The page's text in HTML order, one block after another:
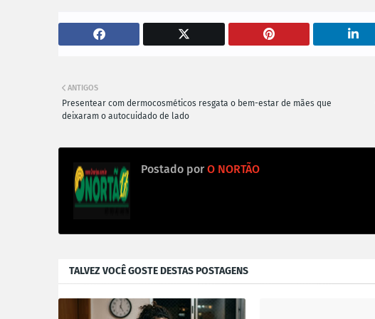
ANTIGOS
Presentear com dermocosméticos resgata o bem-estar de mães que
deixaram o autocuidado de lado
Postado por O NORTÃO
TALVEZ VOCÊ GOSTE DESTAS POSTAGENS